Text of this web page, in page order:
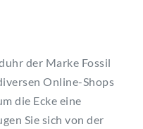
der Marke Fossil
Online-Shops
die Ecke eine
Sie sich von der